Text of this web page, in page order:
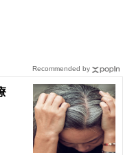
Recommended by